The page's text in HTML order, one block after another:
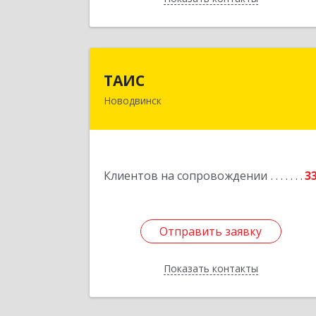
ТАИС
Новодвинск
Клиентов на сопровождении
Отправить заявку
Показать контакты
Отправить заявку
Назад